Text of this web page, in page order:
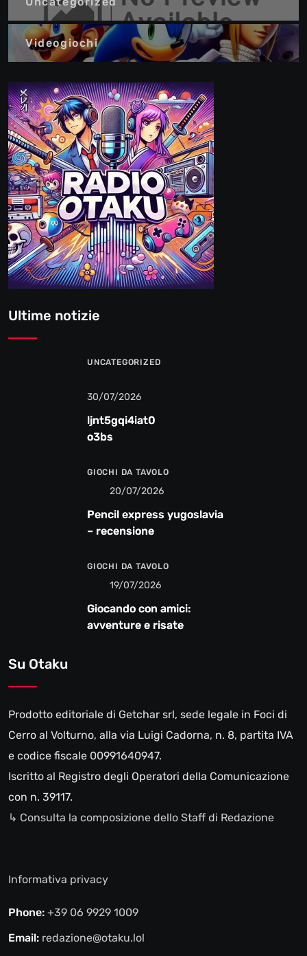
Videogiochi
Ultime notizie
UNCATEGORIZED
30/07/2026
ljnt5gqi4iat0
o3bs
GIOCHI DA TAVOLO
20/07/2026
Pencil express yugoslavia
– recensione
GIOCHI DA TAVOLO
19/07/2026
Giocando con amici:
avventure e risate
Su Otaku
Prodotto editoriale di Getchar srl, sede legale in Foci di
Cerro al Volturno, alla via Luigi Cadorna, n. 8, partita IVA
e codice fiscale 00991640947.
Iscritto al Registro degli Operatori della Comunicazione
con n. 39117.
↳ Consulta la composizione dello Staff di Redazione
Informativa privacy
Phone: +39 06 9929 1009
Email: redazione@otaku.lol